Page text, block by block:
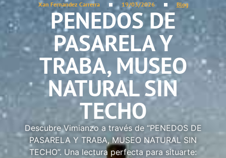
Xan Fernandez Carrerra 19/03/2026 Blog
PENEDOS DE
PASARELA Y
TRABA, MUSEO
NATURAL SIN
TECHO
Descubre Vimianzo a través de “PENEDOS DE
PASARELA Y TRABA, MUSEO NATURAL SIN
TECHO”. Una lectura perfecta para situarte: